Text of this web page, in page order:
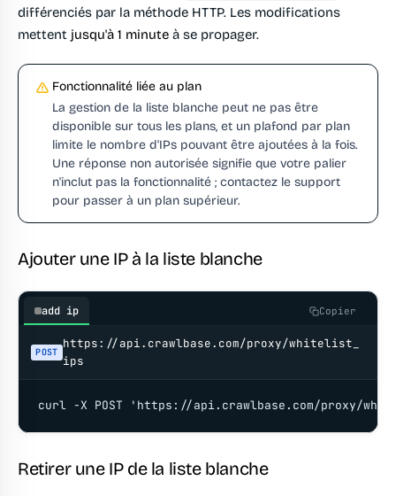
différenciés par la méthode HTTP. Les modifications
mettent jusqu'à 1 minute à se propager.
Fonctionnalité liée au plan
La gestion de la liste blanche peut ne pas être
disponible sur tous les plans, et un plafond par plan
limite le nombre d'IPs pouvant être ajoutées à la fois.
Une réponse non autorisée signifie que votre palier
n'inclut pas la fonctionnalité ; contactez le support
pour passer à un plan supérieur.
Ajouter une IP à la liste blanche
add ip Copier
POST
https://api.crawlbase.com/proxy/whitelist_
ips
curl -X POST 'https://api.crawlbase.com/proxy/
Retirer une IP de la liste blanche